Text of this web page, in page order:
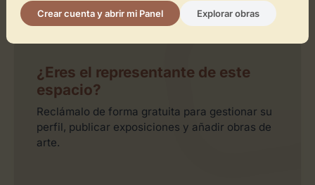
¿Eres el representante de este
espacio?
Reclámalo de forma gratuita para gestionar su
perfil, publicar exposiciones y añadir obras de
arte.
Crear cuenta y abrir mi Panel Explorar obras